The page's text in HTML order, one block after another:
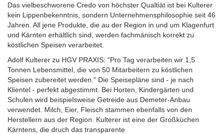
Das vielbeschworene Credo von höchster Qualtiät ist bei Kulterer
kein Lippenbekenntnis, sondern Unternehmensphilosophie seit 46
Jahren. All jene Produkte, die au der Region in und um Klagenfurt
und Kärnten erhältlich sind, werden fachmänisch korrekt zu
köstlichen Speisen verarbeitet.
Adolf Kulterer zu HGV PRAXIS: "Pro Tag verarbeiten wir 1,5
Tonnen Lebensmittel, die von 50 Mitarbeitern zu köstlichen
Speisen zubereitet werden." Die Speisepläne sind - je nach
Klientel - perfekt abgestimmt. Bei Horten, Kindergärten und
Schulen wird beispielsweise Getreide aus Demeter-Anbau
verwendet. Milch, Eier, Fleisch stammen ebenfalls von den
Herstellern aus der Region. Kulterer ist eine der Großküchen
Kärntens, die druch das transparente